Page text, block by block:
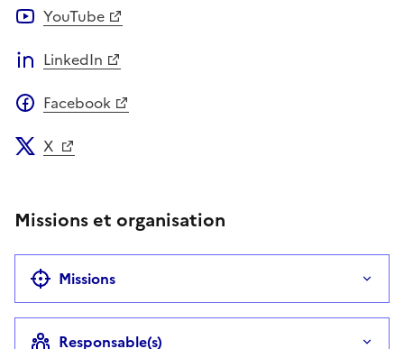
YouTube
LinkedIn
Facebook
X
Missions et organisation
Missions
Responsable(s)